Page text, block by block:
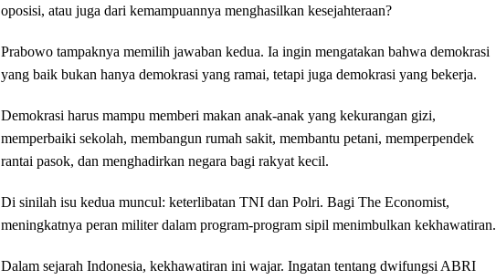
oposisi, atau juga dari kemampuannya menghasilkan kesejahteraan?
Prabowo tampaknya memilih jawaban kedua. Ia ingin mengatakan bahwa demokrasi
yang baik bukan hanya demokrasi yang ramai, tetapi juga demokrasi yang bekerja.
Demokrasi harus mampu memberi makan anak-anak yang kekurangan gizi,
memperbaiki sekolah, membangun rumah sakit, membantu petani, memperpendek
rantai pasok, dan menghadirkan negara bagi rakyat kecil.
Di sinilah isu kedua muncul: keterlibatan TNI dan Polri. Bagi The Economist,
meningkatnya peran militer dalam program-program sipil menimbulkan kekhawatiran.
Dalam sejarah Indonesia, kekhawatiran ini wajar. Ingatan tentang dwifungsi ABRI